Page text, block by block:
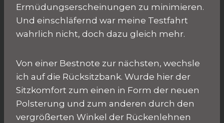
Ermüdungserscheinungen zu minimieren.
Und einschläfernd war meine Testfahrt
wahrlich nicht, doch dazu gleich mehr.
Von einer Bestnote zur nächsten, wechsle
ich auf die Rücksitzbank. Wurde hier der
Sitzkomfort zum einen in Form der neuen
Polsterung und zum anderen durch den
vergrößerten Winkel der Rückenlehnen